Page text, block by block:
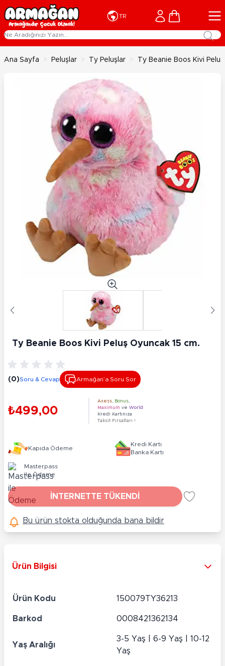
İçeriğe geç
TR Cart
Ana Sayfa > Peluşlar > Ty Peluşlar > Ty Beanie Boos Kivi
Ty Beanie Boos Kivi Peluş Oyuncak 15 cm.
(0)Soru & Cevap Armağan’a Soru Sor
₺499,00
Axess Bonus
Maximum ve World
Kredi Kartınıza
Taksit Fırsatları !
Kapıda Ödeme
Kredi Kartı
Banka Kartı
Masterpass
ile Ödeme
İNTERNETTE TÜKENDİ
Bu ürün stokta olduğunda bana bildir
Ürün Bilgisi
Ürün Kodu 150079TY36213
Barkod 0008421362134
Yaş Aralığı
3-5 Yaş | 6-9 Yaş | 10-12
Yaş